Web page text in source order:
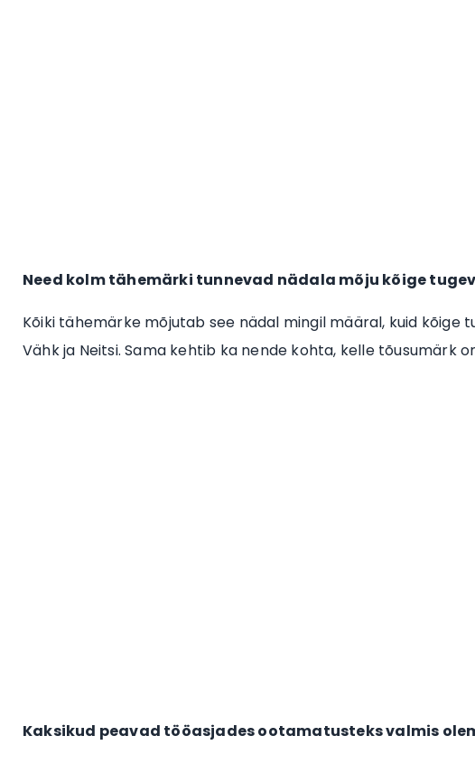
Need kolm tähemärki tunnevad nädala mõju kõige
Kõiki tähemärke mõjutab see nädal mingil määral, kuid kõige
Vähk ja Neitsi. Sama kehtib ka nende kohta, kelle tõusumärk
Kaksikud peavad tööasjades ootamatusteks valmis